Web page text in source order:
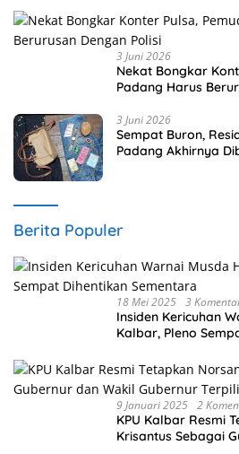
3 Juni 2026
Nekat Bongkar
Padang Harus
3 Juni 2026
Sempat Buron,
Padang Akhirnya
Berita Populer
18 Mei 2025 3
Insiden Kericuhan
Kalbar, Pleno
9 Januari 2025 2
KPU Kalbar Resmi
Krisantus Sebagai